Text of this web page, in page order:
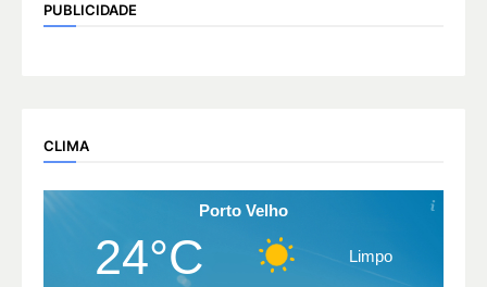
PUBLICIDADE
CLIMA
Porto Velho
24°C Limpo